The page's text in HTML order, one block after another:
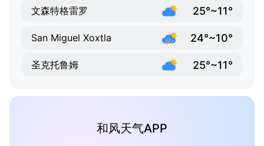
文森特格雷罗 25°~11°
San Miguel Xoxtla 24°~10°
圣克托鲁姆 25°~11°
和风天气APP